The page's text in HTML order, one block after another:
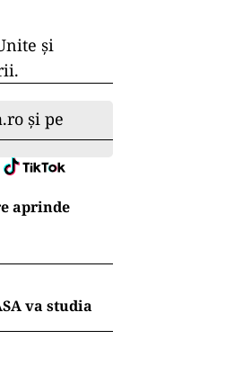
şi
și pe
aprinde
va studia